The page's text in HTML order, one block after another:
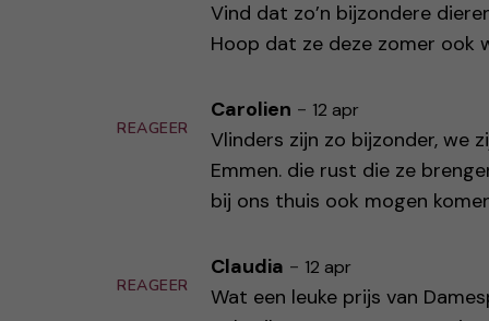
Vind dat zo’n bijzondere
Hoop dat ze deze zomer ook
REAGEER
Carolien - 12 apr
Vlinders zijn zo bijzonder, we
Emmen. die rust die ze
bij ons thuis ook mogen
REAGEER
Claudia - 12 apr
Wat een leuke prijs van